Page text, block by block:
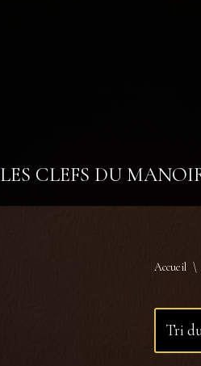
LES CLEFS DU
Accueil \